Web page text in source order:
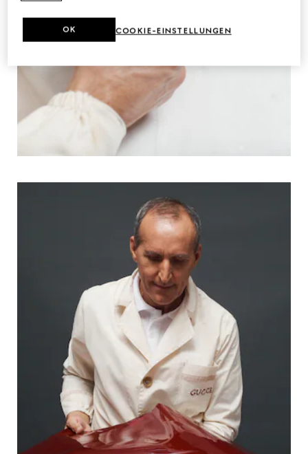
COOKIE-EINSTELLUNGEN
OK